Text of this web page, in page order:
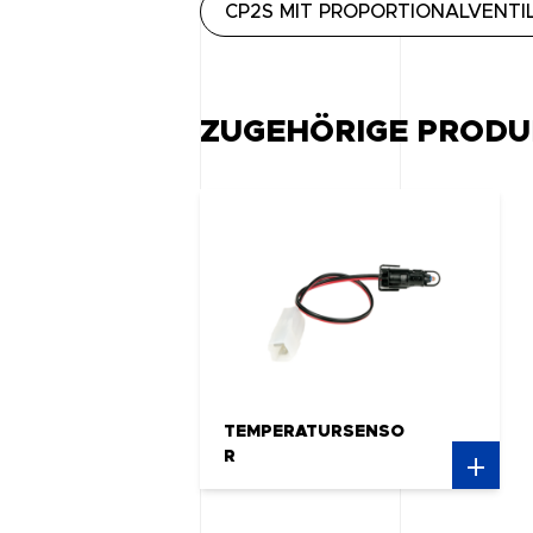
CP2S MIT
ZUGEHÖRIGE
TEMPERATURSENSO
R